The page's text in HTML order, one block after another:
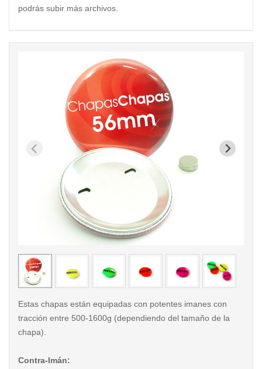
podrás subir más archivos.
< /picture>
Estas chapas están equipadas con potentes imanes con
tracción entre 500-1600g (dependiendo del tamaño de la
chapa).
Contra-Imán: